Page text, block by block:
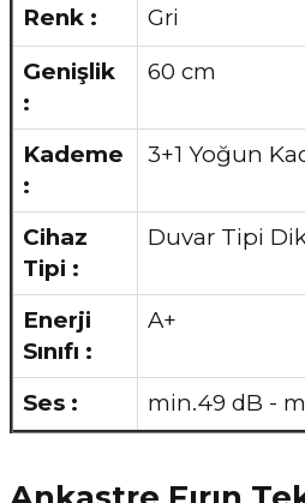
Renk :
Gri
Genişlik
:
60 cm
Kademe
:
3+1 Yoğun
Cihaz
Tipi :
Duvar Tipi
Enerji
Sınıfı :
A+
Ses : min.49 dB -